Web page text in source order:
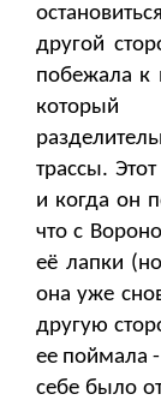
другой
побежала к
трассы.
и когда он
что с
её лапки
она уже
другую
ее поймала
себе было